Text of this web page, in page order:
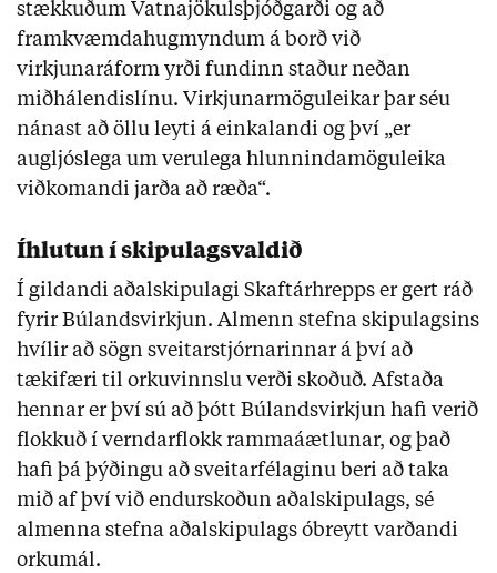
stækkuðum Vatnajökulsþjóðgarði og að
framkvæmdahugmyndum á borð við
virkjunaráform yrði fundinn staður neðan
miðhálendislínu. Virkjunarmöguleikar þar séu
nánast að öllu leyti á einkalandi og því „er
augljóslega um verulega hlunnindamöguleika
viðkomandi jarða að ræða“.
Íhlutun í skipulagsvaldið
Í gildandi aðalskipulagi Skaftárhrepps er gert ráð
fyrir Búlandsvirkjun. Almenn stefna skipulagsins
hvílir að sögn sveitarstjórnarinnar á því að
tækifæri til orkuvinnslu verði skoðuð. Afstaða
hennar er því sú að þótt Búlandsvirkjun hafi verið
flokkuð í verndarflokk rammaáætlunar, og það
hafi þá þýðingu að sveitarfélaginu beri að taka
mið af því við endurskoðun aðalskipulags, sé
almenna stefna aðalskipulags óbreytt varðandi
orkumál.